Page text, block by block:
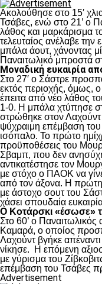
Ακολούθησε στο 15′
Τσάβες, ενώ στο 21’ ο
λάθος και μαρκάρισμα
τελευταίος ανέλαβε την
μπάλα άουτ, χάνοντας
Παναιτωλικό μπροστά
Μοναδική ευκαιρία
Στο 27′ ο Σάστρε
εκτός περιοχής, όμως, ο
έπειτα από νέο λάθος
1-0. Η μπάλα χτύπησε
στρώθηκε στον Λαχούντ
ψύχραιμη επέμβαση του
ισόπαλο. Το πρώτο
προϋποθέσεις του
Σβαμπ, που δεν
αντικατέστησε τον
με στόχο ο ΠΑΟΚ να
από τον άξονα. Η πρώτη
με άστοχο σουτ του
χάσει σπουδαία
Ο Κοτάρσκι «έσωσε»
Στο 60’ ο
Καμαρά, ο οποίος
Λαχούντ βγήκε
νίκησε. Η επόμενη
με γύρισμα του
επέμβαση του Τσάβες
Advertisement